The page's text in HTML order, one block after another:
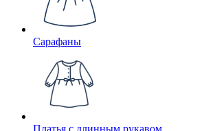
Сарафаны
Платья с длинным рукавом